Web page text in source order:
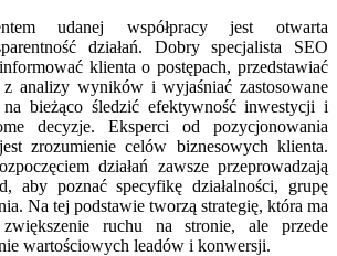
udanej współpracy jest otwarta
działań. Dobry specjalista SEO
klienta o postępach, przedstawiać
z analizy wyników i wyjaśniać zastosowane
bieżąco śledzić efektywność inwestycji i
decyzje. Eksperci od pozycjonowania
zrozumienie celów biznesowych klienta.
działań zawsze przeprowadzają
aby poznać specyfikę działalności, grupę
Na tej podstawie tworzą strategię, która ma
ruchu na stronie, ale przede
wartościowych leadów i konwersji.